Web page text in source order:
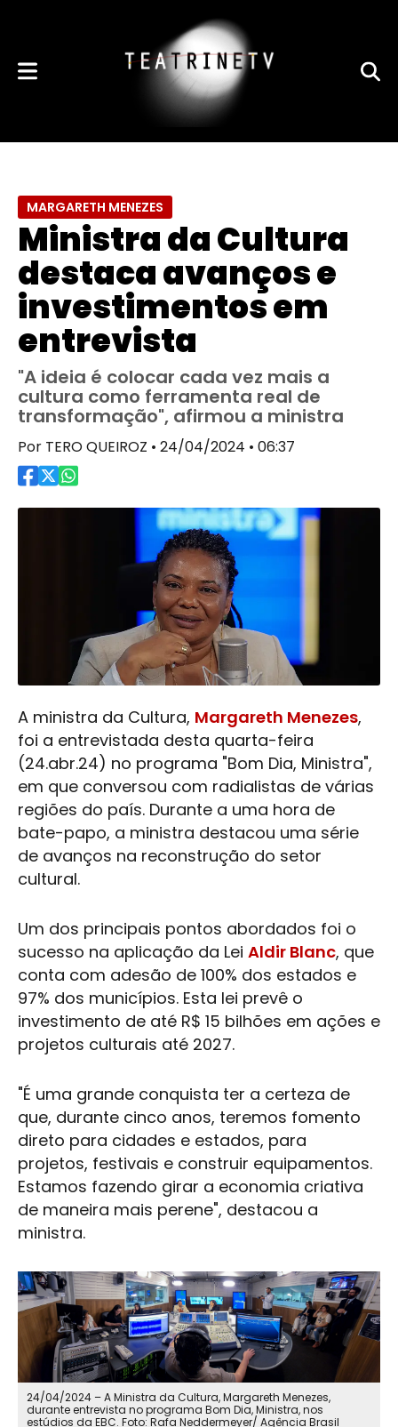
MARGARETH MENEZES
Ministra da Cultura
destaca avanços e
investimentos em
entrevista
"A ideia é colocar cada vez mais a
cultura como ferramenta real de
transformação", afirmou a ministra
Por TERO QUEIROZ • 24/04/2024 • 06:37
A ministra da Cultura, Margareth Menezes,
foi a entrevistada desta quarta-feira
(24.abr.24) no programa "Bom Dia, Ministra",
em que conversou com radialistas de várias
regiões do país. Durante a uma hora de
bate-papo, a ministra destacou uma série
de avanços na reconstrução do setor
cultural.
Um dos principais pontos abordados foi o
sucesso na aplicação da Lei Aldir Blanc, que
conta com adesão de 100% dos estados e
97% dos municípios. Esta lei prevê o
investimento de até R$ 15 bilhões em ações e
projetos culturais até 2027.
"É uma grande conquista ter a certeza de
que, durante cinco anos, teremos fomento
direto para cidades e estados, para
projetos, festivais e construir equipamentos.
Estamos fazendo girar a economia criativa
de maneira mais perene", destacou a
ministra.
24/04/2024 – A Ministra da Cultura,Margareth Menezes,
durante entrevista no programa Bom Dia, Ministra, nos
estúdios da EBC. Foto: Rafa Neddermeyer/ Agência Brasil